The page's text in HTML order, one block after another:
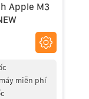
Apple M3
miễn phí